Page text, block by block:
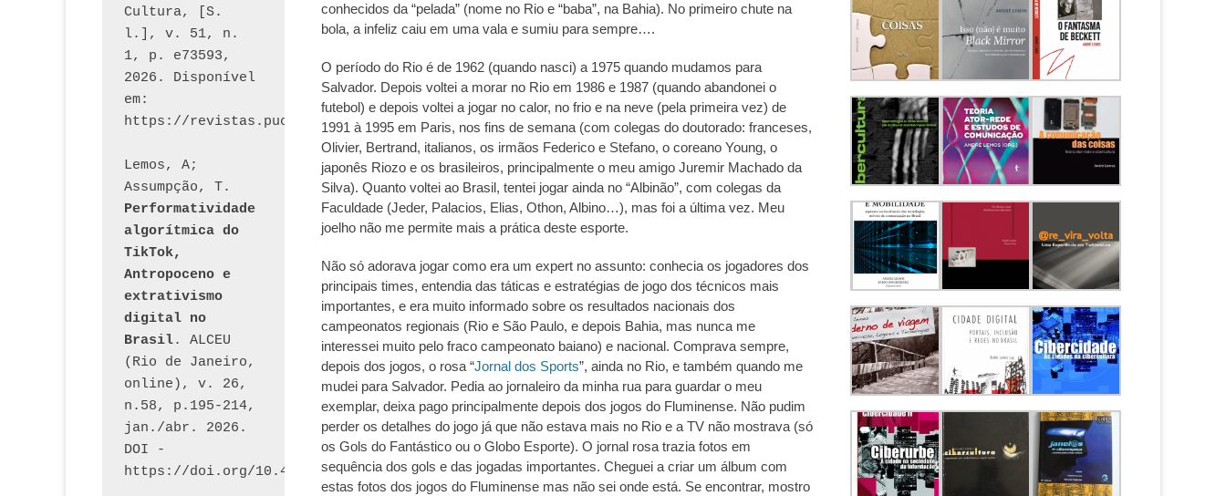
conhecidos da “pelada” (nome no Rio e “baba”, na Bahia). No primeiro chute na
bola, a infeliz caiu em uma vala e sumiu para sempre….
O período do Rio é de 1962 (quando nasci) a 1975 quando mudamos para
Salvador. Depois voltei a morar no Rio em 1986 e 1987 (quando abandonei o
futebol) e depois voltei a jogar no calor, no frio e na neve (pela primeira vez) de
1991 à 1995 em Paris, nos fins de semana (com colegas do doutorado: franceses,
Olivier, Bertrand, italianos, os irmãos Federico e Stefano, o coreano Young, o
japonês Riozo e os brasileiros, principalmente o meu amigo Juremir Machado da
Silva). Quanto voltei ao Brasil, tentei jogar ainda no “Albinão”, com colegas da
Faculdade (Jeder, Palacios, Elias, Othon, Albino…), mas foi a última vez. Meu
joelho não me permite mais a prática deste esporte.
Não só adorava jogar como era um expert no assunto: conhecia os jogadores dos
principais times, entendia das táticas e estratégias de jogo dos técnicos mais
importantes, e era muito informado sobre os resultados nacionais dos
campeonatos regionais (Rio e São Paulo, e depois Bahia, mas nunca me
interessei muito pelo fraco campeonato baiano) e nacional. Comprava sempre,
depois dos jogos, o rosa “Jornal dos Sports”, ainda no Rio, e também quando me
mudei para Salvador. Pedia ao jornaleiro da minha rua para guardar o meu
exemplar, deixa pago principalmente depois dos jogos do Fluminense. Não pudim
perder os detalhes do jogo já que não estava mais no Rio e a TV não mostrava (só
os Gols do Fantástico ou o Globo Esporte). O jornal rosa trazia fotos em
sequência dos gols e das jogadas importantes. Cheguei a criar um álbum com
estas fotos dos jogos do Fluminense mas não sei onde está. Se encontrar, mostro
Cultura, [S.
l.], v. 51, n.
1, p. e73593,
2026. Disponível
em:
https://revistas.pucsp.br/index.php/galaxia/article/view/73593.
Lemos, A;
Performatividade
algorítmica do
TikTok,
Antropoceno e
extrativismo
digital no
Brasil. ALCEU
(Rio de Janeiro,
online), v. 26,
n.58, p.195-214,
jan./abr. 2026.
DOI -
https://doi.org/10.46391/ALCEU.v26.ed58.2026.528